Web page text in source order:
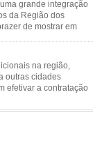
grande integração
da Região dos
de mostrar em
musicais. Local:
na região,
outras cidades
efetivar a contratação
em 2011 a
que sua tradição